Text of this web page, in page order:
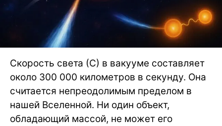
Скорость света (С) в вакууме составляет
около 300 000 километров в секунду. Она
считается непреодолимым пределом в
нашей Вселенной. Ни один объект,
обладающий массой, не может его